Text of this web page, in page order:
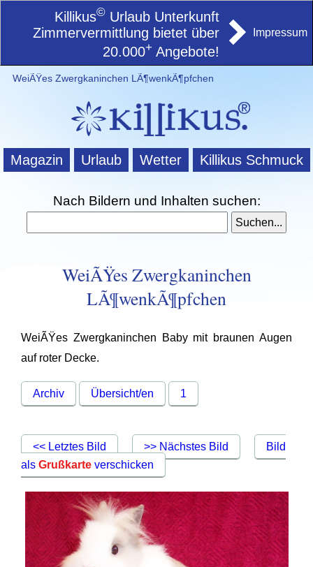
Killikus© Urlaub Unterkunft
Zimmervermittlung bietet über
20.000+ Angebote!
Impressum
WeiÃŸes Zwergkaninchen LÃ¶wenkÃ¶pfchen
Magazin Urlaub Wetter Killikus Schmuck
Nach Bildern und Inhalten suchen:
WeiÃŸes Zwergkaninchen
LÃ¶wenkÃ¶pfchen
WeiÃŸes Zwergkaninchen Baby mit braunen Augen
auf roter Decke.
Archiv Übersicht/en 1
<< Letztes Bild >> Nächstes Bild
Bild
alsGrußkarte verschicken